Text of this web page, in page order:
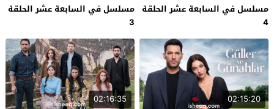
مسلسل في السابعة عشر الحلقة
4
مسلسل في السابعة عشر الحلقة
3
02:15:20
02:16:35